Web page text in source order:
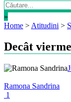
»
Home > Atitudini >
Decât
Ramona Sandrina
1